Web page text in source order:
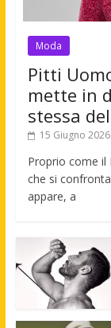
Moda
Pitti
mette in
stessa
15 Giugno 2026
Proprio come il
che si
appare, a